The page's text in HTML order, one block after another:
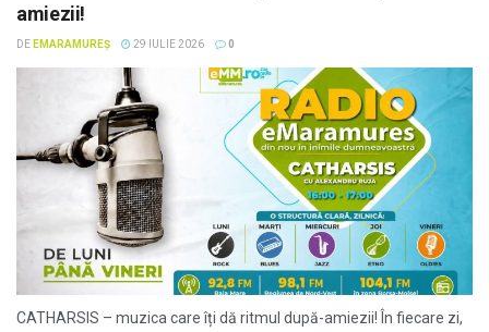
amiezii!
DE EMARAMUREȘ 29 IULIE 2026 0
CATHARSIS – muzica care îți dă ritmul după-amiezii! În fiecare zi,